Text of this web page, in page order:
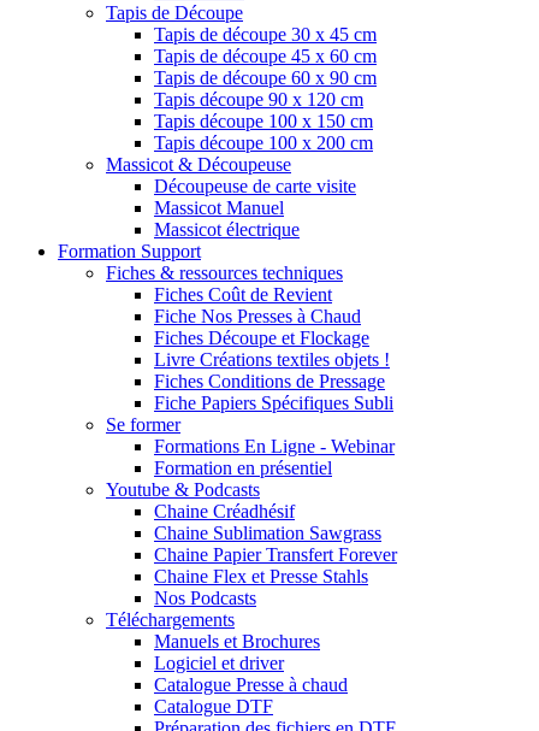
Tapis de Découpe
Tapis de découpe 30 x 45 cm
Tapis de découpe 45 x 60 cm
Tapis de découpe 60 x 90 cm
Tapis découpe 90 x 120 cm
Tapis découpe 100 x 150 cm
Tapis découpe 100 x 200 cm
Massicot & Découpeuse
Découpeuse de carte visite
Massicot Manuel
Massicot électrique
Formation Support
Fiches & ressources techniques
Fiches Coût de Revient
Fiche Nos Presses à Chaud
Fiches Découpe et Flockage
Livre Créations textiles objets !
Fiches Conditions de Pressage
Fiche Papiers Spécifiques Subli
Se former
Formations En Ligne - Webinar
Formation en présentiel
Youtube & Podcasts
Chaine Créadhésif
Chaine Sublimation Sawgrass
Chaine Papier Transfert Forever
Chaine Flex et Presse Stahls
Nos Podcasts
Téléchargements
Manuels et Brochures
Logiciel et driver
Catalogue Presse à chaud
Catalogue DTF